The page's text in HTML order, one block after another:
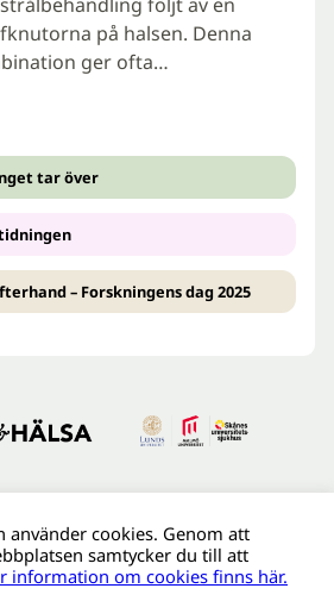
på halsen. Denna
ger ofta…
tar över
– Forskningens dag 2025
använder cookies. Genom att
samtycker du till att
information om cookies finns här.